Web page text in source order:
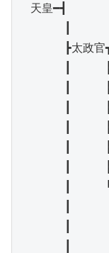
天皇━┫
┣太政官┳
┃　　　┣
┃　　　┣
┃　　　┣
┃　　　┣
┃　　　┣
┃　　　┣
┃　　　┗宮
┃　　　　
┃　　　　
┃　　　　